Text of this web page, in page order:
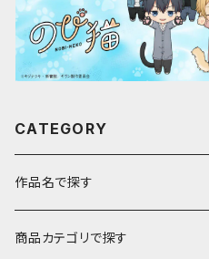
CATEGORY
作品名で探す
ア行
商品カテゴリで探す